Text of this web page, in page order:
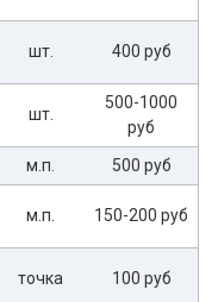
шт. 400 руб
шт.
500-1000
руб
м.п.
500 руб
м.п. 150-200 руб
точка 100 руб